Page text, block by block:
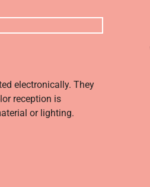
electronically. They
reception is
or lighting.